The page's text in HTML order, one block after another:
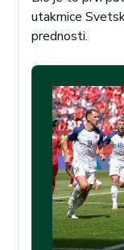
utakmice
prednosti.